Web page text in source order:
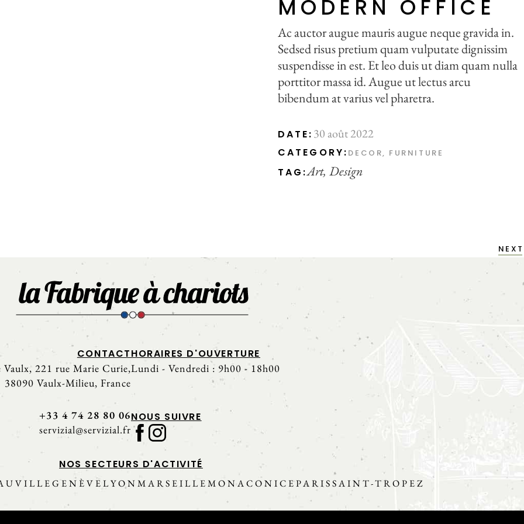
MODERN OFFICE
Ac auctor augue mauris augue neque gravida in.
Sedsed risus pretium quam vulputate dignissim
suspendisse in est. Et leo duis ut diam quam nulla
porttitor massa id. Augue ut lectus arcu
bibendum at varius vel pharetra.
DATE: 30 août 2022
CATEGORY: DECOR FURNITURE
TAG:Art Design
NEXT
CONTACT
221 rue Marie Curie,
38090 Vaulx-Milieu, France
+33 4 74 28 80 06
servizial@servizial.fr
HORAIRES D'OUVERTURE
Lundi - Vendredi : 9h00 - 18h00
NOUS SUIVRE
NOS SECTEURS D'ACTIVITÉ
GENÈVELYONMARSEILLEMONACONICEPARISSAINT-TROPEZ